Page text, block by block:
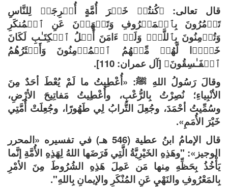
قال تعالى: ﴿كُنتُمۡ خَیۡرَ أُمَّةٍ أُخۡرِجَتۡ لِلنَّاسِ
تَأۡمُرُونَ بِٱلۡمَعۡرُوفِ وَتَنۡهَوۡنَ عَنِ ٱلۡمُنكَرِ
وَتُؤۡمِنُونَ بِٱللَّهِۗ وَلَوۡ ءَامَنَ أَهۡلُ ٱلۡكِتَـٰبِ لَكَانَ
خَیۡرࣰا لَّهُمۚ مِّنۡهُمُ ٱلۡمُؤۡمِنُونَ وَأَكۡثَرُهُمُ
ٱلۡفَـٰسِقُونَ﴾ [آل عمران: 110].
وقالَ رَسُولُ اللهِ ﷺ: «أُعْطِيتُ ما لَمْ يُعْطَ أحَدٌ مِنَ
الأنْبِياءِ؛ نُصِرْتُ بِالرُّعْبِ، وأُعْطِيتُ مَفاتِيحَ الأرْضِ،
وسُمِّيتُ أحْمَدَ، وجُعِلَ التُّرابُ لِي طَهُورًا، وجُعِلَتْ أُمَّتِي
خَيْرَ الأُمَمِ».
قال الإمامُ ابنُ عطية (546 هـ) في تفسيره «المحرر
الوجيز»: "وهَذِهِ الخَيْرِيَّةُ الَّتِي فَرَضَها اللهُ لِهَذِهِ الأُمَّةِ إنَّما
يَأْخُذُ بِحَظِّهِ مِنها مَن عَمِلَ هَذِهِ الشُرُوطَ مِنَ الأمْرِ
بِالمَعْرُوفِ والنَهْيِ عَنِ المُنْكَرِ والإيمانِ بِاللهِ".